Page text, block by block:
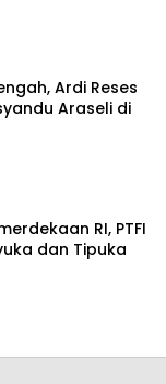
Ardi Reses
Araseli di
RI, PTFI
dan Tipuka